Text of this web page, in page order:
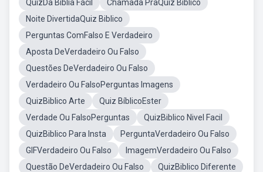
QuizDa Bíblia Fácil
Chamada PraQuiz Biblico
Noite DivertidaQuiz Biblico
Perguntas ComFalso E Verdadeiro
Aposta DeVerdadeiro Ou Falso
Questões DeVerdadeiro Ou Falso
Verdadeiro Ou FalsoPerguntas Imagens
QuizBiblico Arte
Quiz BíblicoEster
Verdade Ou FalsoPerguntas
QuizBiblico Nivel Facil
QuizBiblico Para Insta
PerguntaVerdadeiro Ou Falso
GIFVerdadeiro Ou Falso
ImagemVerdadeiro Ou Falso
Questão DeVerdadeiro Ou Falso
QuizBiblico Diferente